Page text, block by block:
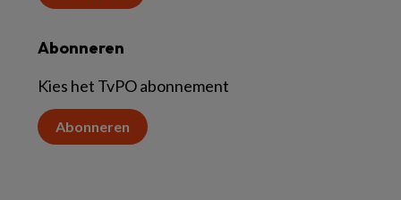
Abonneren
Kies het TvPO abonnement
Abonneren